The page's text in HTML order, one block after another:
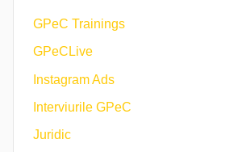
GPeC Trainings
GPeCLive
Instagram Ads
Interviurile GPeC
Juridic